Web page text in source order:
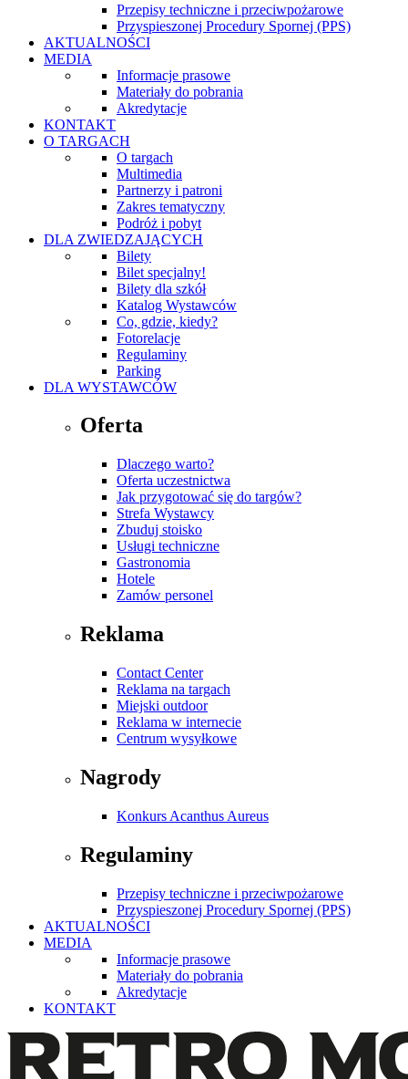
Przepisy techniczne i przeciwpożarowe
Przyspieszonej Procedury Spornej (PPS)
AKTUALNOŚCI
MEDIA
Informacje prasowe
Materiały do pobrania
Akredytacje
KONTAKT
O TARGACH
O targach
Multimedia
Partnerzy i patroni
Zakres tematyczny
Podróż i pobyt
DLA ZWIEDZAJĄCYCH
Bilety
Bilet specjalny!
Bilety dla szkół
Katalog Wystawców
Co, gdzie, kiedy?
Fotorelacje
Regulaminy
Parking
DLA WYSTAWCÓW
Oferta
Dlaczego warto?
Oferta uczestnictwa
Jak przygotować się do targów?
Strefa Wystawcy
Zbuduj stoisko
Usługi techniczne
Gastronomia
Hotele
Zamów personel
Reklama
Contact Center
Reklama na targach
Miejski outdoor
Reklama w internecie
Centrum wysyłkowe
Nagrody
Konkurs Acanthus Aureus
Regulaminy
Przepisy techniczne i przeciwpożarowe
Przyspieszonej Procedury Spornej (PPS)
AKTUALNOŚCI
MEDIA
Informacje prasowe
Materiały do pobrania
Akredytacje
KONTAKT